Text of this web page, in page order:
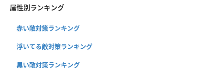
属性別ランキング
赤い敵対策ランキング
浮いてる敵対策ランキング
黒い敵対策ランキング